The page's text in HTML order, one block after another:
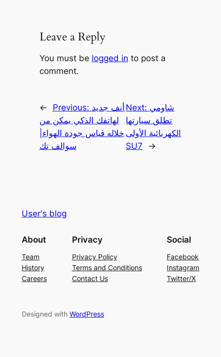
Leave a Reply
You must be logged in to post a
comment.
← Previous: أنف جديد
لهاتفك الذكي يمكن من
خلاله قياس جودة الهواء|
سوالف تك
Next: شاومي
تطلق سيارتها
الكهربائية الأولى
SU7
→
User's blog
About
Team
History
Careers
Privacy
Privacy Policy
Terms and Conditions
Contact Us
Social
Facebook
Instagram
Twitter/X
Designed with WordPress